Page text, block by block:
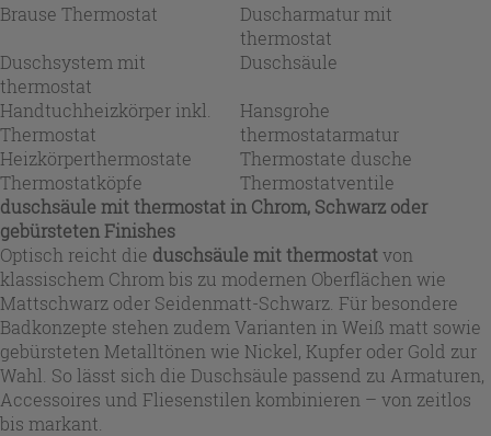
Brause Thermostat
Duscharmatur mit
thermostat
Duschsystem mit
thermostat
Duschsäule
Handtuchheizkörper inkl.
Thermostat
Hansgrohe
thermostatarmatur
Heizkörperthermostate
Thermostate dusche
Thermostatköpfe
Thermostatventile
duschsäule mit thermostat in Chrom, Schwarz oder
gebürsteten Finishes
Optisch reicht die duschsäule mit thermostat von
klassischem Chrom bis zu modernen Oberflächen wie
Mattschwarz oder Seidenmatt-Schwarz. Für besondere
Badkonzepte stehen zudem Varianten in Weiß matt sowie
gebürsteten Metalltönen wie Nickel, Kupfer oder Gold zur
Wahl. So lässt sich die Duschsäule passend zu Armaturen,
Accessoires und Fliesenstilen kombinieren – von zeitlos
bis markant.